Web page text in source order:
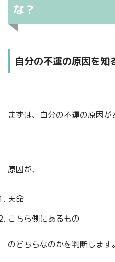
な？
自分の不運の原因を知
まずは、自分の不運の原因が
原因が、
天命
こちら側にあるもの
のどちらなのかを判断します。